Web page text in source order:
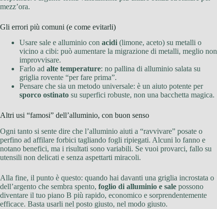
mezz’ora.
Gli errori più comuni (e come evitarli)
Usare sale e alluminio con acidi (limone, aceto) su metalli o
vicino a cibi: può aumentare la migrazione di metalli, meglio non
improvvisare.
Farlo ad alte temperature: no pallina di alluminio salata su
griglia rovente “per fare prima”.
Pensare che sia un metodo universale: è un aiuto potente per
sporco ostinato su superfici robuste, non una bacchetta magica.
Altri usi “famosi” dell’alluminio, con buon senso
Ogni tanto si sente dire che l’alluminio aiuti a “ravvivare” posate o
perfino ad affilare forbici tagliando fogli ripiegati. Alcuni lo fanno e
notano benefici, ma i risultati sono variabili. Se vuoi provarci, fallo su
utensili non delicati e senza aspettarti miracoli.
Alla fine, il punto è questo: quando hai davanti una griglia incrostata o
dell’argento che sembra spento, foglio di alluminio e sale possono
diventare il tuo piano B più rapido, economico e sorprendentemente
efficace. Basta usarli nel posto giusto, nel modo giusto.